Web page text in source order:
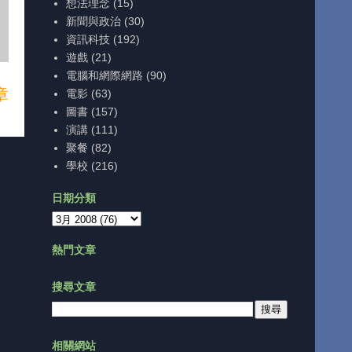
想法理念 (15)
新聞與政治 (30)
資訊科技 (192)
遊戲 (21)
電腦和網際網路 (90)
電影 (63)
圖書 (157)
演講 (111)
聚餐 (82)
學校 (216)
日期分類
熱門文章
搜尋文章
相關網站